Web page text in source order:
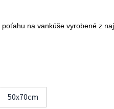
na vankúše vyrobené z
50x70cm